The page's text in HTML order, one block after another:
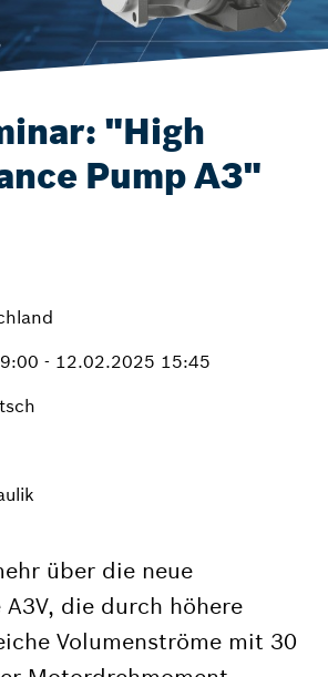
"High
Pump A3"
- 12.02.2025 15:45
über die neue
die durch höhere
Volumenströme mit 30